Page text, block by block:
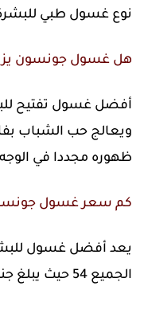
نوع غسول طبي
هل غسول جونسون
أفضل غسول تفتيح
ويعالج حب الشباب
ظهوره مجددا في
كم سعر غسول
يعد أفضل غسول
الجميع 54 حيث يبلغ جنيه مصرى.